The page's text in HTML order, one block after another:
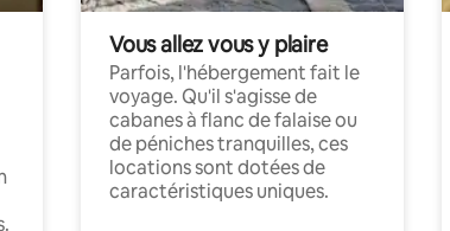
Vous allez vous y plaire
Parfois, l'hébergement fait le
voyage. Qu'il s'agisse de
cabanes à flanc de falaise ou
de péniches tranquilles, ces
locations sont dotées de
caractéristiques uniques.